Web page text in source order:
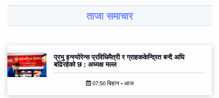
ताजा समाचार
प्रभु इन्स्योरेन्स प्रविधिमैत्री र ग्राहककेन्द्रित बन्दै अघि
बढिरहेको छ : अध्यक्ष मल्ल
07:50 बिहान • आज